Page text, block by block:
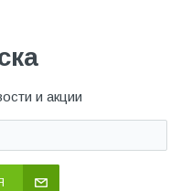
и акции